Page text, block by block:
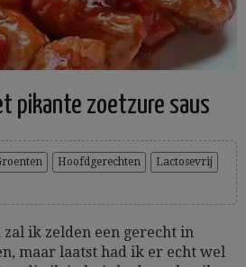
pikante zoetzure saus
Hoofdgerechten
Lactosevrij
zal ik zelden een gerecht in
maar laatst had ik er echt wel